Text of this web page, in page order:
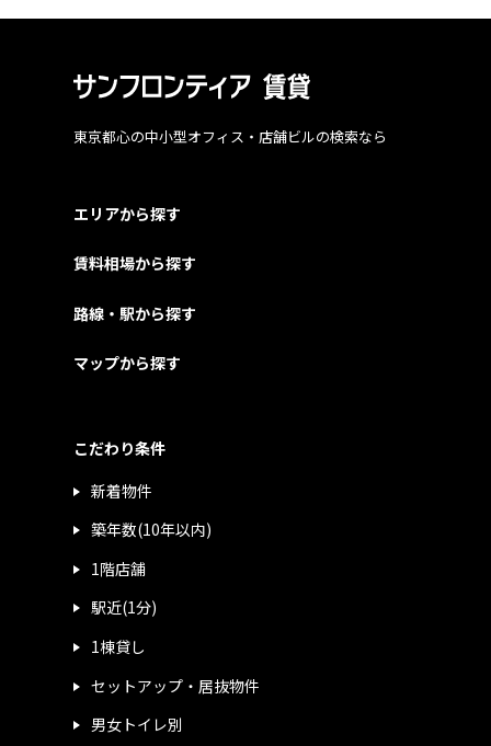
東京都心の中小型オフィス・店舗ビルの検索なら
エリアから探す
賃料相場から探す
路線・駅から探す
マップから探す
こだわり条件
新着物件
築年数(10年以内)
1階店舗
駅近(1分)
1棟貸し
セットアップ・居抜物件
男女トイレ別